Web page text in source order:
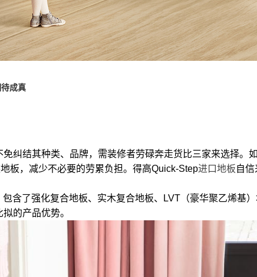
成真
纠结其种类、品牌，需装修者劳碌奔走货比三家来选择。
板，减少不必要的劳累负担。得高Quick-Step进口地板自信
含了强化复合地板、实木复合地板、LVT（豪华聚乙烯基
的产品优势。